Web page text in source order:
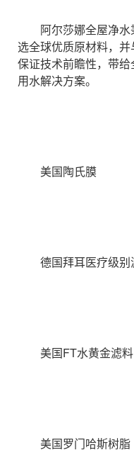
阿尔莎娜全屋净水
选全球优质原材料，并
保证技术前瞻性，带
用水解决方案。
美国陶氏膜
德国拜耳医疗级别
美国FT水黄金滤料
美国罗门哈斯树脂